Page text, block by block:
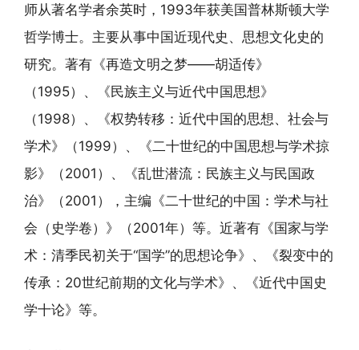
师从著名学者余英时，1993年获美国普林斯顿大学
哲学博士。主要从事中国近现代史、思想文化史的
研究。著有《再造文明之梦——胡适传》
（1995）、《民族主义与近代中国思想》
（1998）、《权势转移：近代中国的思想、社会与
学术》（1999）、《二十世纪的中国思想与学术掠
影》（2001）、《乱世潜流：民族主义与民国政
治》（2001），主编《二十世纪的中国：学术与社
会（史学卷）》（2001年）等。近著有《国家与学
术：清季民初关于“国学”的思想论争》、《裂变中的
传承：20世纪前期的文化与学术》、《近代中国史
学十论》等。